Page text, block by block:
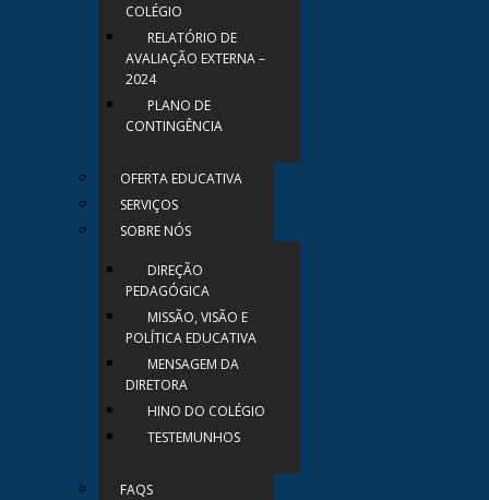
COLÉGIO
RELATÓRIO DE
AVALIAÇÃO EXTERNA –
2024
PLANO DE
CONTINGÊNCIA
OFERTA EDUCATIVA
SERVIÇOS
SOBRE NÓS
DIREÇÃO
PEDAGÓGICA
MISSÃO, VISÃO E
POLÍTICA EDUCATIVA
MENSAGEM DA
DIRETORA
HINO DO COLÉGIO
TESTEMUNHOS
FAQS